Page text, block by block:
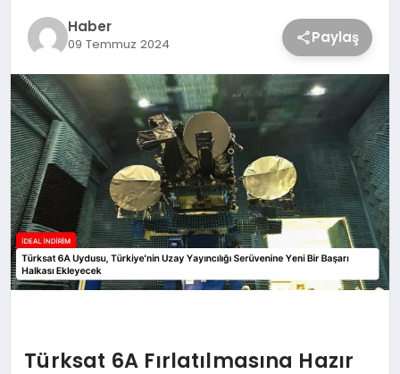
Haber
09 Temmuz 2024 Paylaş
Türksat 6A Fırlatılmasına Hazır